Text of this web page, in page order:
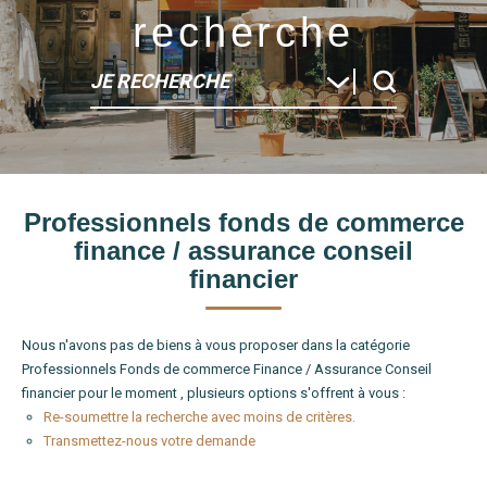
recherche
JE RECHERCHE
Type de bien
Localité
Professionnels fonds de commerce
finance / assurance conseil
financier
Nous n'avons pas de biens à vous proposer dans la catégorie
Professionnels Fonds de commerce Finance / Assurance Conseil
financier pour le moment , plusieurs options s'offrent à vous :
Re-soumettre la recherche avec moins de critères.
Transmettez-nous votre demande